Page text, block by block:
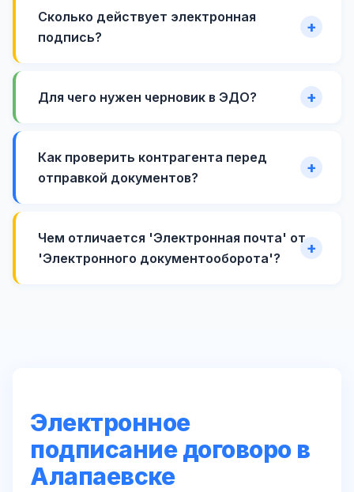
Сколько действует электронная
подпись?
Для чего нужен черновик в ЭДО?
Как проверить контрагента перед
отправкой документов?
Чем отличается 'Электронная почта' от
'Электронного документооборота'?
Электронное
подписание договоро в
Алапаевске